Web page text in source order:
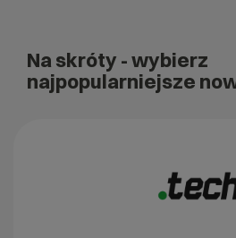
Na skróty - wybierz
najpopularniejsze